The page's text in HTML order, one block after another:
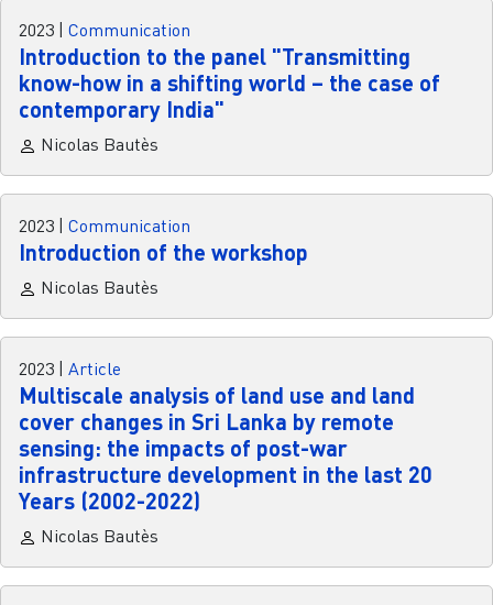
2023 Communication
Introduction to the panel "Transmitting
know-how in a shifting world – the case of
contemporary India"
Nicolas Bautès
2023 Communication
Introduction of the workshop
Nicolas Bautès
2023 Article
Multiscale analysis of land use and land
cover changes in Sri Lanka by remote
sensing: the impacts of post-war
infrastructure development in the last 20
Years (2002-2022)
Nicolas Bautès